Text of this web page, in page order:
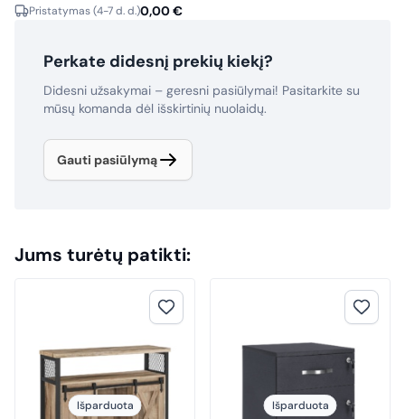
Pristatymas (4-7 d. d.)0,00€
Perkate didesnį prekių kiekį?
Didesni užsakymai – geresni pasiūlymai! Pasitarkite su
mūsų komanda dėl išskirtinių nuolaidų.
Gauti pasiūlymą
Jums turėtų patikti:
Išparduota Išparduota